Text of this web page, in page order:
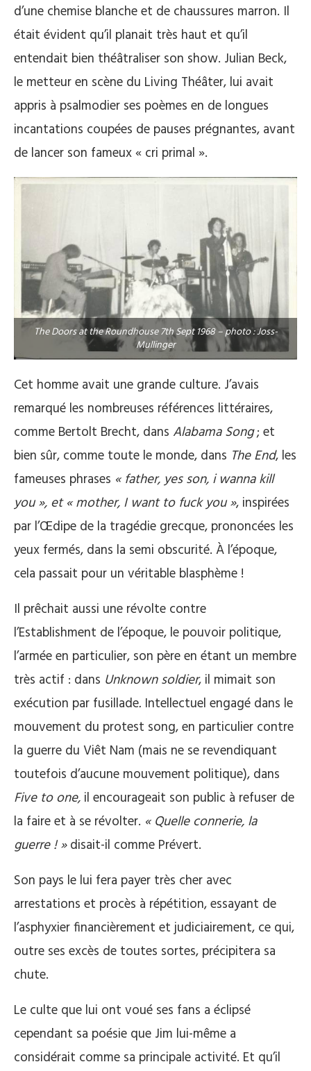
d’une chemise blanche et de chaussures marron. Il
était évident qu’il planait très haut et qu’il
entendait bien théâtraliser son show. Julian Beck,
le metteur en scène du Living Théâter, lui avait
appris à psalmodier ses poèmes en de longues
incantations coupées de pauses prégnantes, avant
de lancer son fameux « cri primal ».
The Doors at the Roundhouse 7th Sept 1968 – photo : Joss-
Mullinger
Cet homme avait une grande culture. J’avais
remarqué les nombreuses références littéraires,
comme Bertolt Brecht, dans Alabama Song; et
bien sûr, comme toute le monde, dans The End, les
fameuses phrases « father, yes son, i wanna kill
you », et « mother, I want to fuck you », inspirées
par l’Œdipe de la tragédie grecque, prononcées les
yeux fermés, dans la semi obscurité. À l’époque,
cela passait pour un véritable blasphème !
Il prêchait aussi une révolte contre
l’Establishment de l’époque, le pouvoir politique,
l’armée en particulier, son père en étant un membre
très actif : dans Unknown soldier, il mimait son
exécution par fusillade. Intellectuel engagé dans le
mouvement du protest song, en particulier contre
la guerre du Viêt Nam (mais ne se revendiquant
toutefois d’aucune mouvement politique), dans
Five to one, il encourageait son public à refuser de
la faire et à se révolter. « Quelle connerie, la
guerre ! »disait-il comme Prévert.
Son pays le lui fera payer très cher avec
arrestations et procès à répétition, essayant de
l’asphyxier financièrement et judiciairement, ce qui,
outre ses excès de toutes sortes, précipitera sa
chute.
Le culte que lui ont voué ses fans a éclipsé
cependant sa poésie que Jim lui-même a
considérait comme sa principale activité. Et qu’il